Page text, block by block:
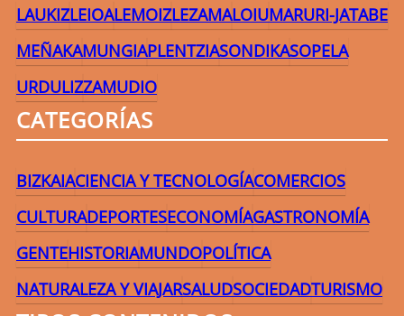
LAUKIZLEIOALEMOIZLEZAMALOIUMARURI-JATABE
MEÑAKAMUNGIAPLENTZIASONDIKASOPELA
URDULIZZAMUDIO
CATEGORÍAS
BIZKAIACIENCIA Y TECNOLOGÍACOMERCIOS
CULTURADEPORTESECONOMÍAGASTRONOMÍA
GENTEHISTORIAMUNDOPOLÍTICA
NATURALEZA Y VIAJARSALUDSOCIEDADTURISMO